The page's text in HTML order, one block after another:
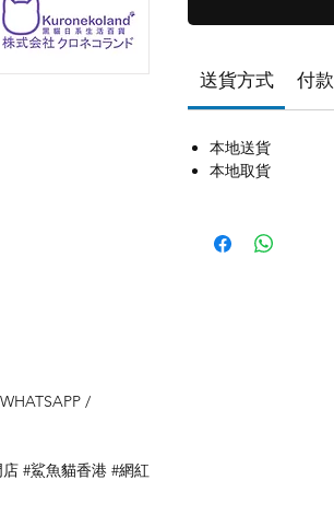
/
#鯊魚貓香港 #網紅
送貨方式 付
本地送貨
本地取貨